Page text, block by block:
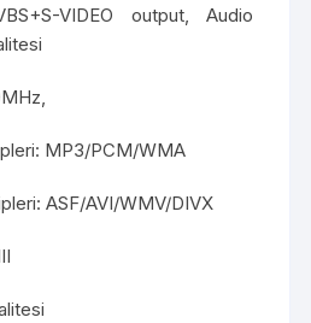
VIDEO output, Audio
MP3/PCM/WMA
ASF/AVI/WMV/DIVX